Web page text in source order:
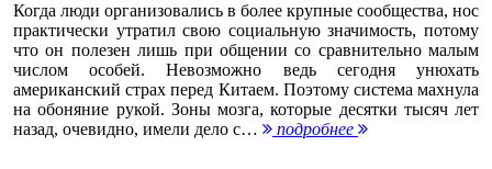
Когда люди организовались в более крупные сообщества, нос
практически утратил свою социальную значимость, потому
что он полезен лишь при общении со сравнительно малым
числом особей. Невозможно ведь сегодня унюхать
американский страх перед Китаем. Поэтому система махнула
на обоняние рукой. Зоны мозга, которые десятки тысяч лет
назад, очевидно, имели дело с…
подробнее